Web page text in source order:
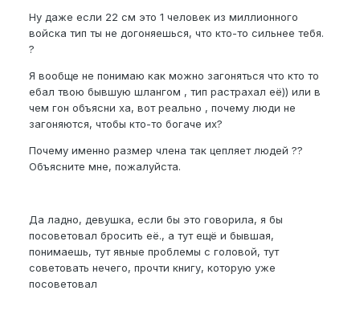
Ну даже если 22 см это 1 человек из миллионного
войска тип ты не догоняешься, что кто-то сильнее тебя.
?
Я вообще не понимаю как можно загоняться что кто то
ебал твою бывшую шлангом , тип растрахал её)) или в
чем гон объясни ха, вот реально , почему люди не
загоняются, чтобы кто-то богаче их?
Почему именно размер члена так цепляет людей ??
Объясните мне, пожалуйста.
Да ладно, девушка, если бы это говорила, я бы
посоветовал бросить её., а тут ещё и бывшая,
понимаешь, тут явные проблемы с головой, тут
советовать нечего, прочти книгу, которую уже
посоветовал